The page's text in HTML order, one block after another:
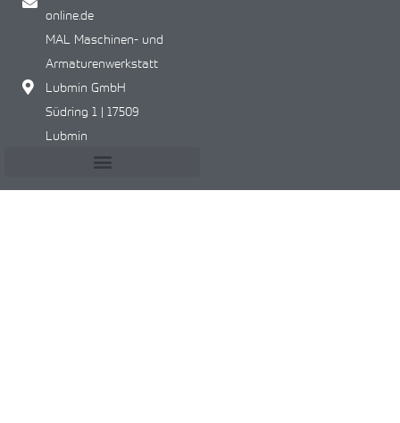
online.de
MAL Maschinen- und
Armaturenwerkstatt
Lubmin GmbH
Südring 1 | 17509
Lubmin